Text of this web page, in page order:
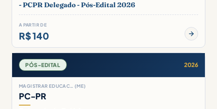
- PCPR Delegado - Pós-Edital 2026
A PARTIR DE
R$ 140
PÓS-EDITAL 2026
MAGISTRAR EDUCAC… (ME)
PC-PR